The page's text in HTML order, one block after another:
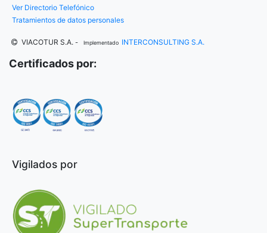
Ver Directorio Telefónico
Tratamientos de datos personales
VIACOTUR S.A. - Implementado INTERCONSULTING S.A.
Certificados por:
Vigilados por